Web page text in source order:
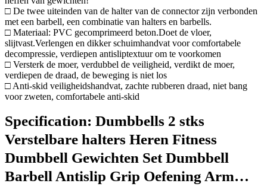
□ De twee uiteinden van de halter van de connector zijn verbonden
met een barbell, een combinatie van halters en barbells.
□ Materiaal: PVC gecomprimeerd beton.Doet de vloer,
slijtvast.Verlengen en dikker schuimhandvat voor comfortabele
decompressie, verdiepen antisliptextuur om te voorkomen
□ Versterk de moer, verdubbel de veiligheid, verdikt de moer,
verdiepen de draad, de beweging is niet los
□ Anti-skid veiligheidshandvat, zachte rubberen draad, niet bang
voor zweten, comfortabele anti-skid
Specification: Dumbbells 2 stks
Verstelbare halters Heren Fitness
Dumbbell Gewichten Set Dumbbell
Barbell Antislip Grip Oefening Arm…